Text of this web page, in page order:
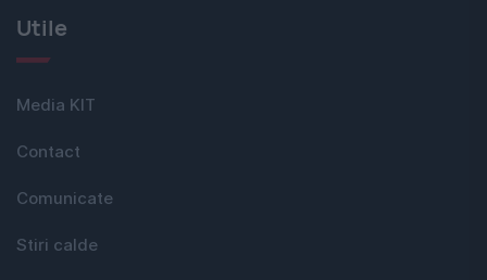
Utile
Media KIT
Contact
Comunicate
Stiri calde